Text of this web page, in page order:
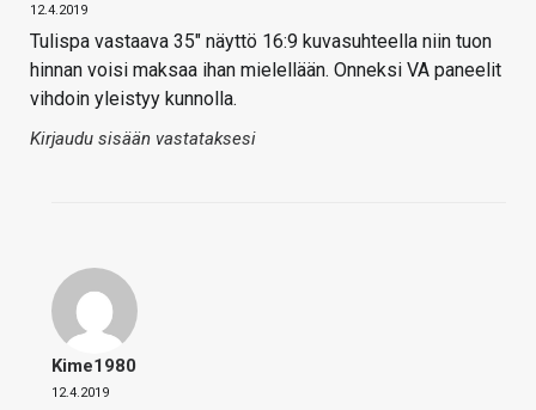
12.4.2019
Tulispa vastaava 35" näyttö 16:9 kuvasuhteella niin tuon
hinnan voisi maksaa ihan mielellään. Onneksi VA paneelit
vihdoin yleistyy kunnolla.
Kirjaudu sisään vastataksesi
Kime1980
12.4.2019